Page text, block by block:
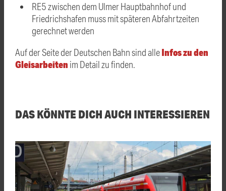
RE5 zwischen dem Ulmer Hauptbahnhof und
Friedrichshafen muss mit späteren Abfahrtzeiten
gerechnet werden
Auf der Seite der Deutschen Bahn sind alleInfos zu den
Gleisarbeiten im Detail zu finden.
DAS KÖNNTE DICH AUCH INTERESSIEREN